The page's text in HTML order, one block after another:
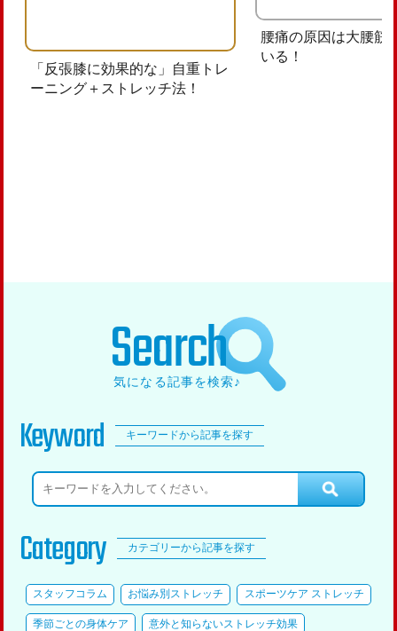
「反張膝に効果的な」自重トレ
ーニング＋ストレッチ法！
腰痛の原因は大腰筋
いる！
Search
気になる記事を検索♪
Keyword キーワードから記事を探す
Category カテゴリーから記事を探す
スタッフコラム お悩み別ストレッチ スポーツケア ストレッチ
季節ごとの身体ケア 意外と知らないストレッチ効果